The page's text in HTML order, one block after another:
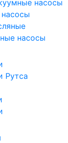
насосы
насосы
Рутса